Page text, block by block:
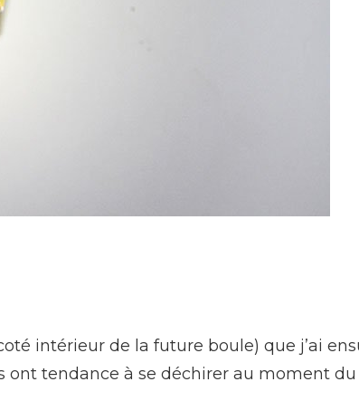
intérieur de la future boule) que j’ai
ont tendance à se déchirer au moment du